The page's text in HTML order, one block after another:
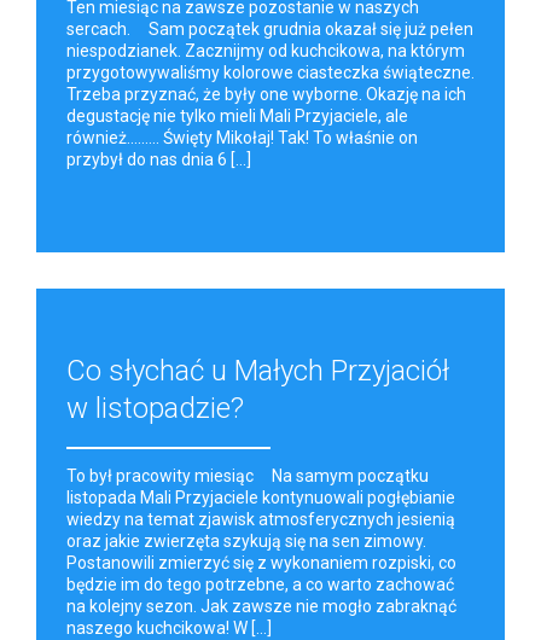
Ten miesiąc na zawsze pozostanie w naszych
sercach. Sam początek grudnia okazał się już pełen
niespodzianek. Zacznijmy od kuchcikowa, na którym
przygotowywaliśmy kolorowe ciasteczka świąteczne.
Trzeba przyznać, że były one wyborne. Okazję na ich
degustację nie tylko mieli Mali Przyjaciele, ale
również......... Święty Mikołaj! Tak! To właśnie on
przybył do nas dnia 6 [...]
Co słychać u Małych Przyjaciół
w listopadzie?
To był pracowity miesiąc Na samym początku
listopada Mali Przyjaciele kontynuowali pogłębianie
wiedzy na temat zjawisk atmosferycznych jesienią
oraz jakie zwierzęta szykują się na sen zimowy.
Postanowili zmierzyć się z wykonaniem rozpiski, co
będzie im do tego potrzebne, a co warto zachować
na kolejny sezon. Jak zawsze nie mogło zabraknąć
naszego kuchcikowa! W [...]